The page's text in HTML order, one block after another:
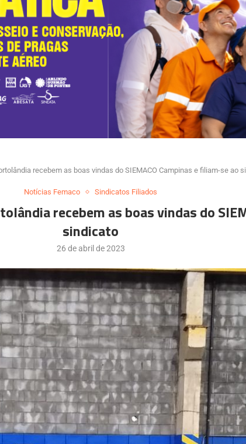
recebem as boas vindas do SIEMACO Campinas e filiam-se ao
Notícias Femaco Sindicatos Filiados
recebem as boas vindas do
sindicato
26 de abril de 2023